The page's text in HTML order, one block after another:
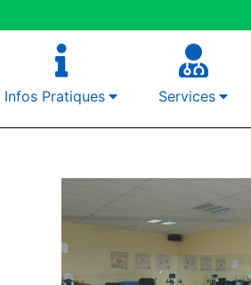
Infos Pratiques Services